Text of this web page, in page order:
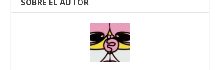
SOBRE EL AUTOR